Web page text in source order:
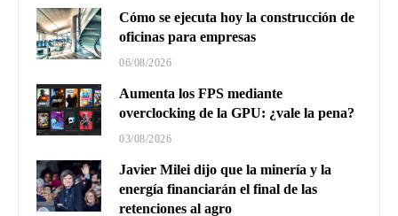
Cómo se ejecuta hoy la construcción de
oficinas para empresas
06/08/2026
Aumenta los FPS mediante
overclocking de la GPU: ¿vale la pena?
03/08/2026
Javier Milei dijo que la minería y la
energía financiarán el final de las
retenciones al agro